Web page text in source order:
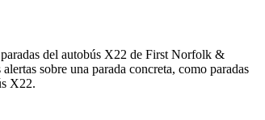
del autobús X22 de First Norfolk &
sobre una parada concreta, como paradas
X22.